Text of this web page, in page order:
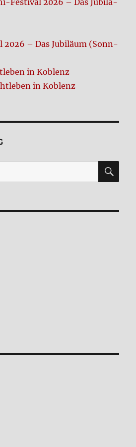
Festi­val 2026 – Das Jubi­lä­
2026 – Das Jubi­lä­um (Sonn­
in Koblenz
in Koblenz